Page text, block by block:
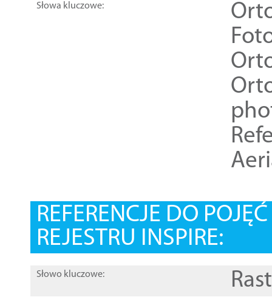
Słowa kluczowe:
REFERENCJE DO
REJESTRU INSPIRE:
Słowo kluczowe: